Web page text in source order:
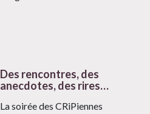
Des rencontres, des
anecdotes, des rires…
La soirée des CRiPiennes